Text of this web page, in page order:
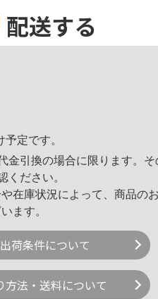
配送する
定です。
金引換の場合に限ります。そ
ください。
在庫状況によって、商品の
ます。
荷条件について
方法・送料について